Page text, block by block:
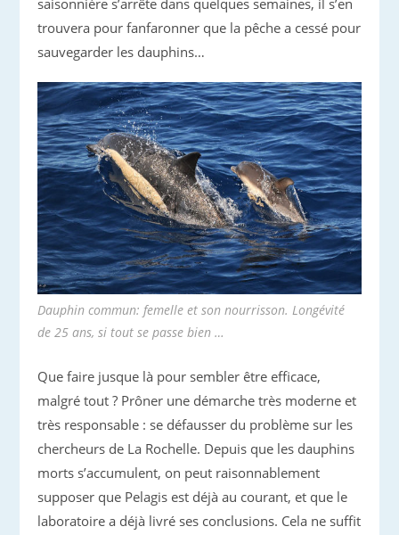
saisonnière s’arrête dans quelques semaines, il s’en
trouvera pour fanfaronner que la pêche a cessé pour
sauvegarder les dauphins…
Dauphin commun: femelle et son nourrisson. Longévité
de 25 ans, si tout se passe bien …
Que faire jusque là pour sembler être efficace,
malgré tout ? Prôner une démarche très moderne et
très responsable : se défausser du problème sur les
chercheurs de La Rochelle. Depuis que les dauphins
morts s’accumulent, on peut raisonnablement
supposer que Pelagis est déjà au courant, et que le
laboratoire a déjà livré ses conclusions. Cela ne suffit